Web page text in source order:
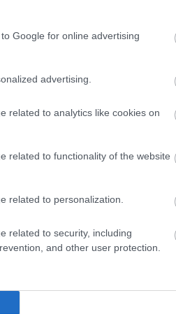
Google for online advertising
advertising.
related to analytics like cookies on
related to functionality of the website
related to personalization.
related to security, including
and other user protection.
πρέπει ποτέ να
με κλειστά μάτια -